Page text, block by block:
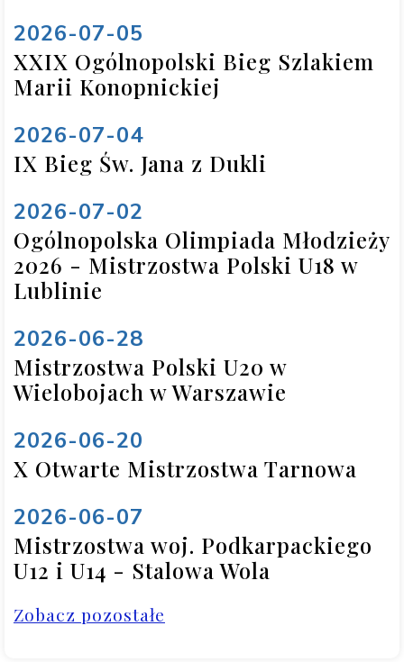
2026-07-05
XXIX Ogólnopolski Bieg Szlakiem
Marii Konopnickiej
2026-07-04
IX Bieg Św. Jana z Dukli
2026-07-02
Ogólnopolska Olimpiada Młodzieży
2026 - Mistrzostwa Polski U18 w
Lublinie
2026-06-28
Mistrzostwa Polski U20 w
Wielobojach w Warszawie
2026-06-20
X Otwarte Mistrzostwa Tarnowa
2026-06-07
Mistrzostwa woj. Podkarpackiego
U12 i U14 - Stalowa Wola
Zobacz pozostałe